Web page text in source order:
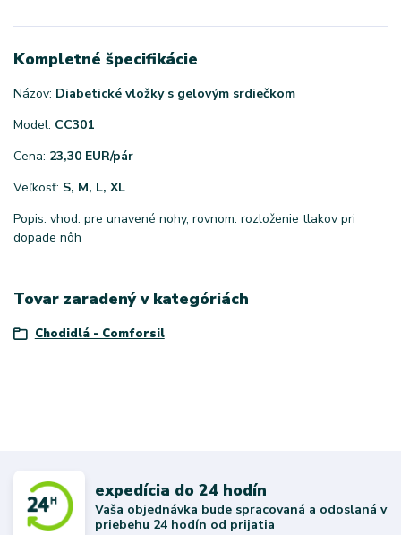
Kompletné špecifikácie
Názov: Diabetické vložky s gelovým srdiečkom
Model: CC301
Cena: 23,30 EUR/pár
Veľkosť: S, M, L, XL
Popis: vhod. pre unavené nohy, rovnom. rozloženie tlakov pri
dopade nôh
Tovar zaradený v kategóriách
Chodidlá - Comforsil
expedícia do 24 hodín
Vaša objednávka bude spracovaná a odoslaná v
priebehu 24 hodín od prijatia